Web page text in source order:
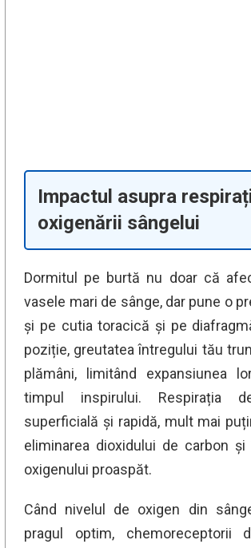
Impactul asupra
oxigenării sângelui
Dormitul pe burtă nu doar că
vasele mari de sânge, dar pune o
și pe cutia toracică și pe
poziție, greutatea întregului tău
plămâni, limitând expansiunea
timpul inspirului. Respirația
superficială și rapidă, mult mai
eliminarea dioxidului de carbon și
oxigenului proaspăt.
Când nivelul de oxigen din
pragul optim, chemoreceptorii